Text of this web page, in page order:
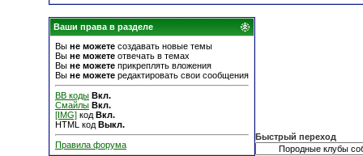
Ваши права в разделе
Вы не можете создавать новые темы
Вы не можете отвечать в темах
Вы не можете прикреплять вложения
Вы не можете редактировать свои сообщения
BB коды Вкл.
Смайлы Вкл.
[IMG] код Вкл.
HTML код Выкл.
Правила форума
Быстрый переход